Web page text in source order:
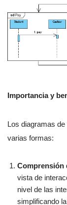
Importancia y
Los diagramas
varias formas:
Comprensión
vista de
nivel de las
simplificando